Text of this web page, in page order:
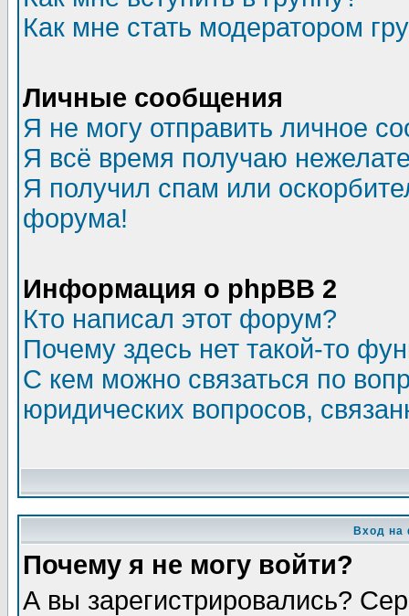
Как мне стать модератором
Личные сообщения
Я не могу отправить личное
Я всё время получаю
Я получил спам или
форума!
Информация о phpBB 2
Кто написал этот форум?
Почему здесь нет такой-то
С кем можно связаться по
юридических вопросов,
Вход на
Почему я не могу войти?
А вы зарегистрировались?